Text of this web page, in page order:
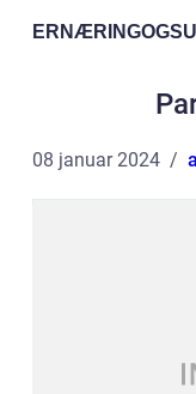
08 januar 2024